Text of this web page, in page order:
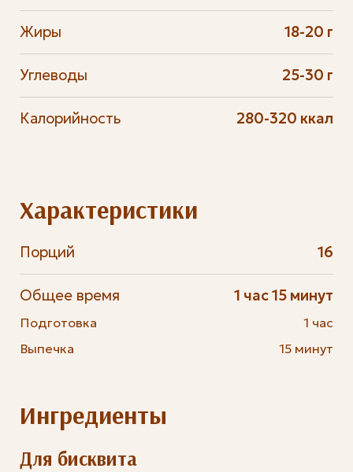
Жиры 18-20 г
Углеводы 25-30 г
Калорийность 280-320 ккал
Характеристики
Порций 16
Общее время
Подготовка
Выпечка
1 час 15 минут
1 час
15 минут
Ингредиенты
Для бисквита